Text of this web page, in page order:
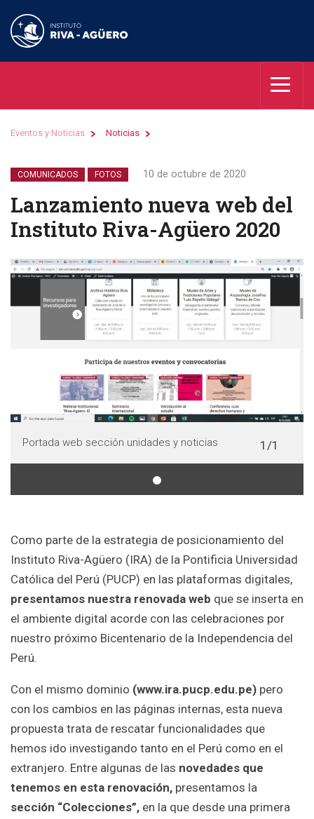
Eventos y Noticias Noticias
COMUNICADOS FOTOS 10 de octubre de 2020
Lanzamiento nueva web del
Instituto Riva-Agüero 2020
Portada web sección unidades y noticias 1/1
Como parte de la estrategia de posicionamiento del
Instituto Riva-Agüero (IRA) de la Pontificia Universidad
Católica del Perú (PUCP) en las plataformas digitales,
presentamos nuestra renovada web que se inserta en
el ambiente digital acorde con las celebraciones por
nuestro próximo Bicentenario de la Independencia del
Perú.
Con el mismo dominio (www.ira.pucp.edu.pe) pero
con los cambios en las páginas internas, esta nueva
propuesta trata de rescatar funcionalidades que
hemos ido investigando tanto en el Perú como en el
extranjero. Entre algunas de las novedades que
tenemos en esta renovación, presentamos la
sección “Colecciones”, en la que desde una primera